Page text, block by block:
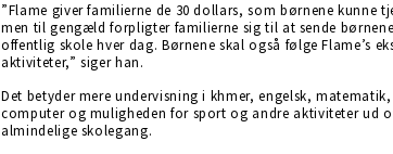
”Flame giver familierne de 30 dollars, som børnene kunne
men til gengæld forpligter familierne sig til at sende
offentlig skole hver dag. Børnene skal også følge Flame’s
aktiviteter,” siger han.
Det betyder mere undervisning i khmer, engelsk, matematik,
computer og muligheden for sport og andre aktiviteter ud
almindelige skolegang.